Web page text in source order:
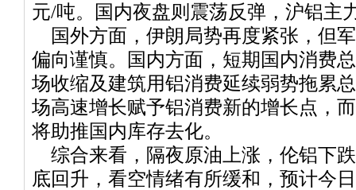
元/吨。国内夜盘则震荡反弹，沪铝主
国外方面，伊朗局势再度紧张，但
偏向谨慎。国内方面，短期国内消费
场收缩及建筑用铝消费延续弱势拖累
场高速增长赋予铝消费新的增长点，
将助推国内库存去化。
综合来看，隔夜原油上涨，伦铝下
底回升，看空情绪有所缓和，预计今